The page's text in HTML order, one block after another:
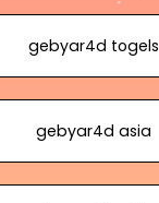
gebyar4d togels
gebyar4d asia